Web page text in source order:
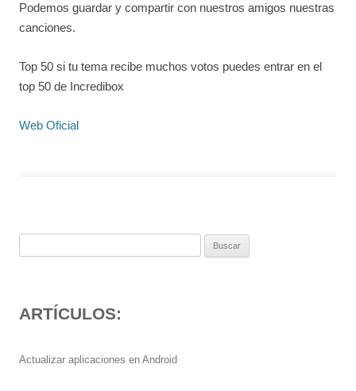
Podemos guardar y compartir con nuestros amigos nuestras
canciones.
Top 50 si tu tema recibe muchos votos puedes entrar en el
top 50 de Incredibox
Web Oficial
ARTÍCULOS:
Actualizar aplicaciones en Android